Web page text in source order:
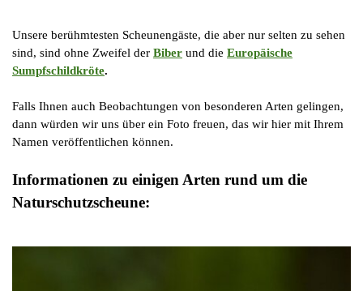
Unsere berühmtesten Scheunengäste, die aber nur selten zu sehen
sind, sind ohne Zweifel der Biber und die Europäische
Sumpfschildkröte.
Falls Ihnen auch Beobachtungen von besonderen Arten gelingen,
dann würden wir uns über ein Foto freuen, das wir hier mit Ihrem
Namen veröffentlichen können.
Informationen zu einigen Arten rund um die
Naturschutzscheune: